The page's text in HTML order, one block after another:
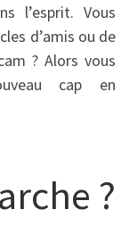
l’esprit. Vous
d’amis ou de
? Alors vous
cap en
?